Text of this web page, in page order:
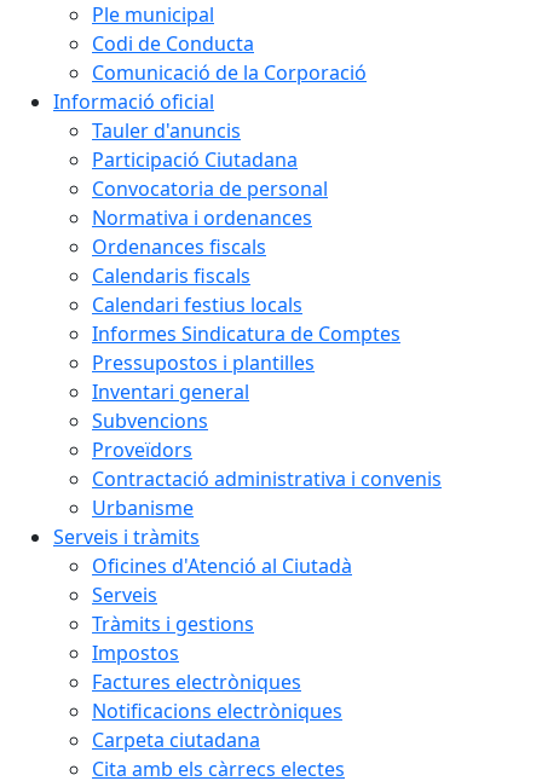
Ple municipal
Codi de Conducta
Comunicació de la Corporació
Informació oficial
Tauler d'anuncis
Participació Ciutadana
Convocatoria de personal
Normativa i ordenances
Ordenances fiscals
Calendaris fiscals
Calendari festius locals
Informes Sindicatura de Comptes
Pressupostos i plantilles
Inventari general
Subvencions
Proveïdors
Contractació administrativa i convenis
Urbanisme
Serveis i tràmits
Oficines d'Atenció al Ciutadà
Serveis
Tràmits i gestions
Impostos
Factures electròniques
Notificacions electròniques
Carpeta ciutadana
Cita amb els càrrecs electes